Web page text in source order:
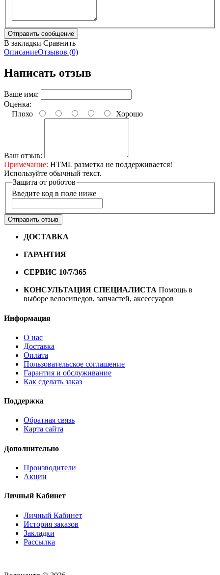
В закладки Сравнить
ОписаниеОтзывов (0)
Написать отзыв
Ваше имя:
Оценка:
Плохо
Хорошо
Ваш отзыв:
Примечание: HTML разметка не поддерживается!
Используйте обычный текст.
Защита от роботов
Введите код в поле ниже
Отправить отзыв
ДОСТАВКА
ГАРАНТИЯ
СЕРВИС 10/7/365
КОНСУЛЬТАЦИЯ СПЕЦИАЛИСТА Помощь в
выборе велосипедов, запчастей, аксессуаров
Информация
О нас
Доставка
Оплата
Пользовательское соглашение
Гарантия и обслуживание
Как сделать заказ
Поддержка
Обратная связь
Карта сайта
Дополнительно
Производители
Акции
Личный Кабинет
Личный Кабинет
История заказов
Закладки
Рассылка